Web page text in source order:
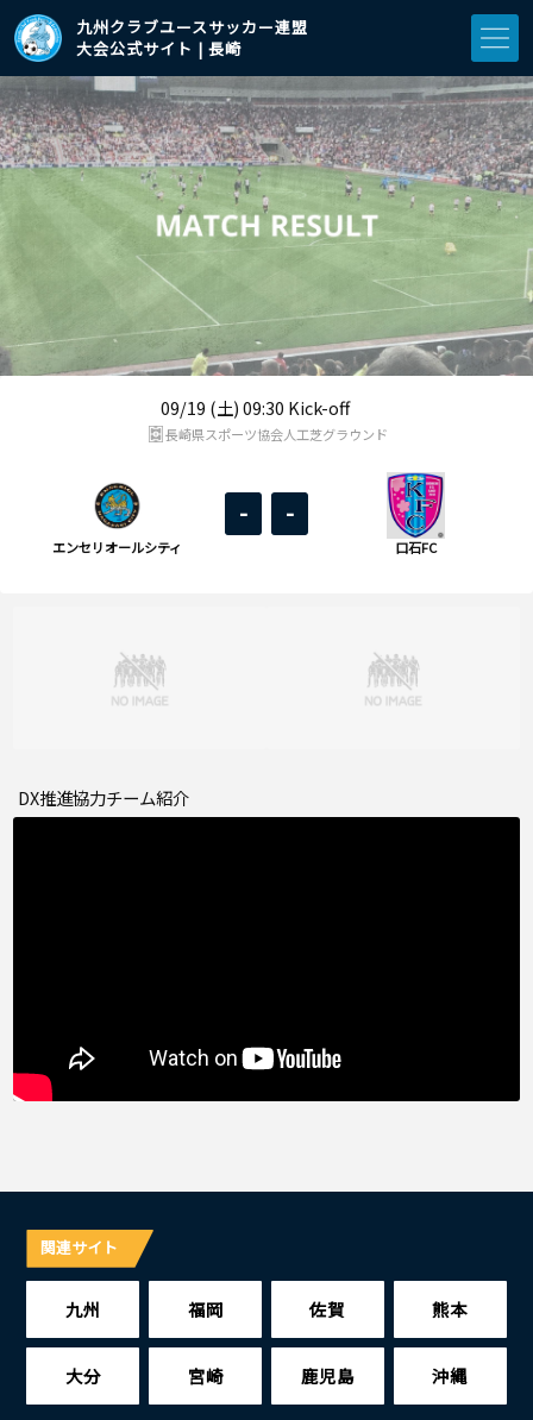
九州クラブユースサッカー連盟
大会公式サイト | 長崎
09/19 (土) 09:30 Kick-off
エンセリオールシティ
- -
口石FC
長崎県スポーツ協会人工芝グラウンド
DX推進協力チーム紹介
関連サイト
九州 福岡 佐賀 熊本
大分 宮崎 鹿児島 沖縄